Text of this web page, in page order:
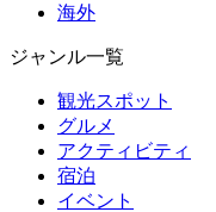
海外
ジャンル一覧
観光スポット
グルメ
アクティビティ
宿泊
イベント